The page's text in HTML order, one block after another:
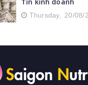
Thursday, 20/08/